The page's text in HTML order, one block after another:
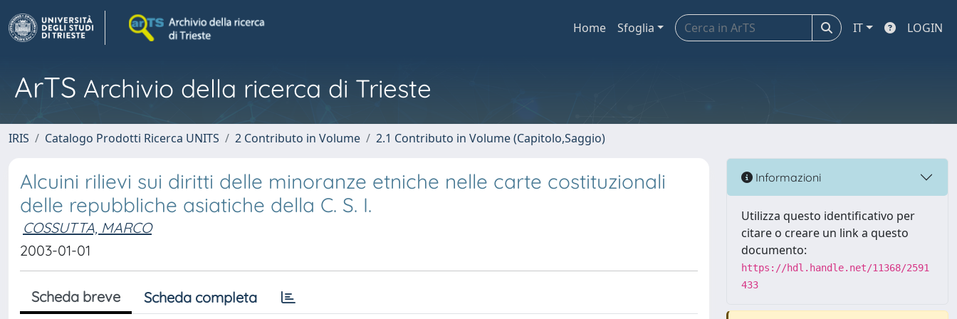
Home Sfoglia IT LOGIN
ArTS Archivio della ricerca di Trieste
IRIS Catalogo Prodotti Ricerca UNITS 2 Contributo in Volume 2.1 Contributo in Volume (Capitolo,Saggio)
Alcuini rilievi sui diritti delle minoranze etniche nelle carte costituzionali
delle repubbliche asiatiche della C. S. I.
COSSUTTA, MARCO
2003-01-01
Scheda breve Scheda completa
Informazioni
Utilizza questo identificativo per
citare o creare un link a questo
documento:
https://hdl.handle.net/11368/2591
433